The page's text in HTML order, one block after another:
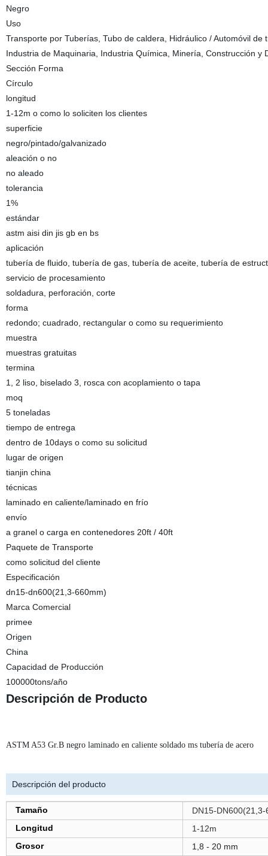
Negro
Uso
Transporte por Tuberías, Tubo de caldera, Hidráulico / Automóvil
Industria de Maquinaria, Industria Química, Minería, Construcción y
Sección Forma
Círculo
longitud
1-12m o como lo soliciten los clientes
superficie
negro/pintado/galvanizado
aleación o no
no aleado
tolerancia
1%
estándar
astm aisi din jis gb en bs
aplicación
tubería de fluido, tubería de gas, tubería de aceite, tubería de
servicio de procesamiento
soldadura, perforación, corte
forma
redondo; cuadrado, rectangular o como su requerimiento
muestra
muestras gratuitas
termina
1, 2 liso, biselado 3, rosca con acoplamiento o tapa
moq
5 toneladas
tiempo de entrega
dentro de 10days o como su solicitud
lugar de origen
tianjin china
técnicas
laminado en caliente/laminado en frío
envío
a granel o carga en contenedores 20ft / 40ft
Paquete de Transporte
como solicitud del cliente
Especificación
dn15-dn600(21,3-660mm)
Marca Comercial
primee
Origen
China
Capacidad de Producción
100000tons/año
Descripción de Producto
ASTM A53 Gr.B negro laminado en caliente soldado ms tubería de acero
Descripción del producto
Tamaño DN15-DN600(21,3-
Longitud
1-12m
Grosor
1,8 - 20 mm